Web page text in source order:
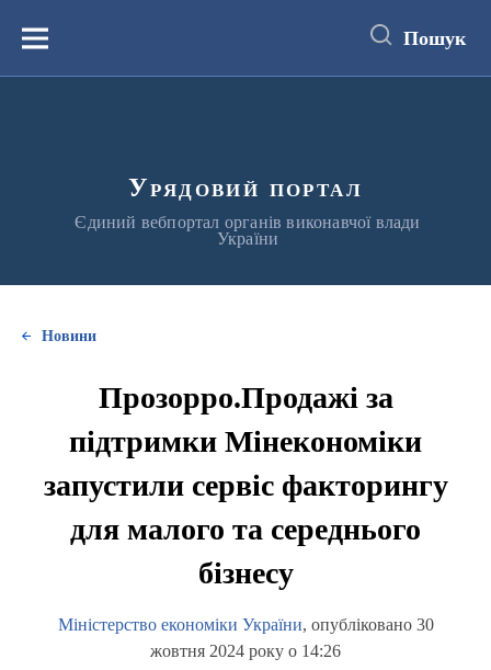
вмістуМеню Пошук
Урядовий портал
Єдиний вебпортал органів виконавчої влади
України
Новини
Прозорро.Продажі за
підтримки Мінекономіки
запустили сервіс факторингу
для малого та середнього
бізнесу
Міністерство економіки України, опубліковано 30
жовтня 2024 року о 14:26